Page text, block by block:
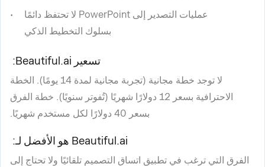
عمليات التصدير إلى PowerPoint لا تحتفظ دائمًا
بسلوك التخطيط الذكي
تسعير Beautiful.ai:
لا توجد خطة مجانية (تجربة مجانية لمدة 14 يومًا). الخطة
الاحترافية بسعر 12 دولارًا شهريًا (تُفوتر سنويًا). خطة الفرق
بسعر 40 دولارًا لكل مستخدم شهريًا.
Beautiful.ai هو الأفضل لـ:
الفرق التي ترغب في تطبيق اتساق التصميم تلقائيًا ولا تحتاج إلى